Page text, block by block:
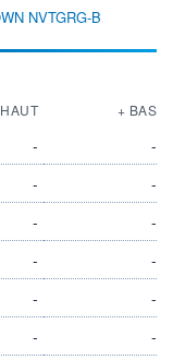
NVTGRG-B
+ BAS
-
-
-
-
-
-
-
-
-
-
-
-